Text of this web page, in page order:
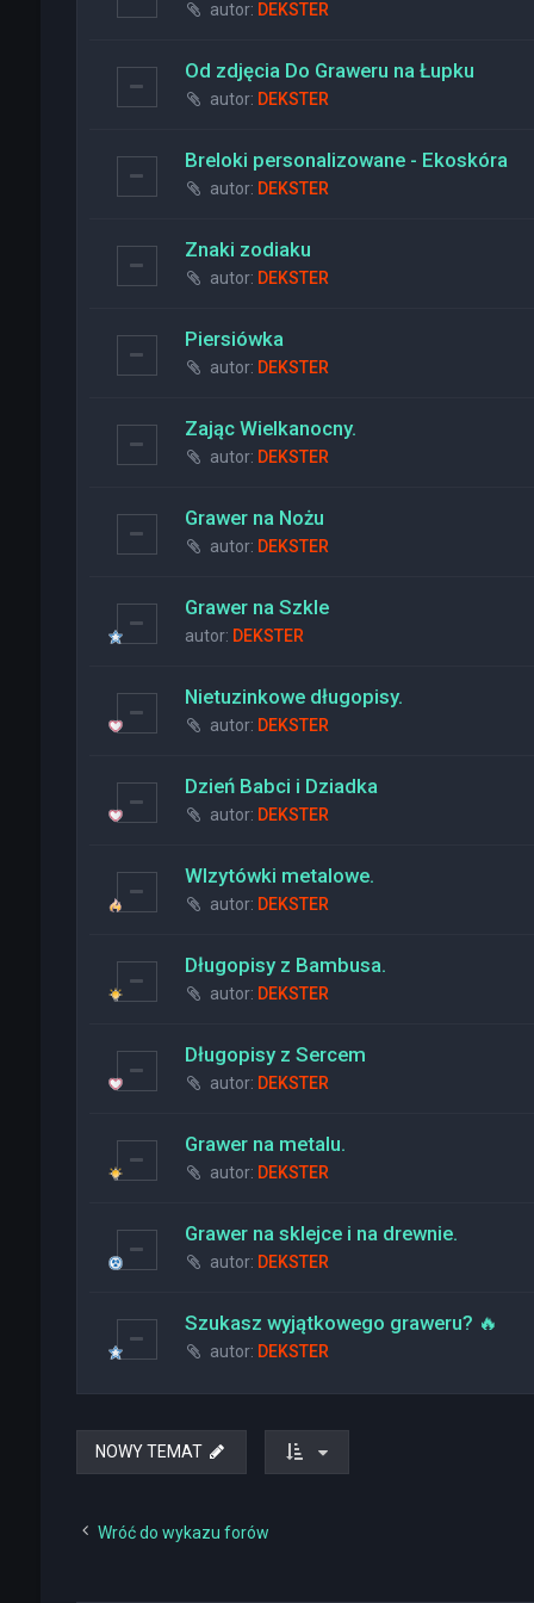
autor: DEKSTER
Od zdjęcia Do Graweru na Łupku
autor: DEKSTER
Breloki personalizowane - Ekoskóra
autor: DEKSTER
Znaki zodiaku
autor: DEKSTER
Piersiówka
autor: DEKSTER
Zając Wielkanocny.
autor: DEKSTER
Grawer na Nożu
autor: DEKSTER
Grawer na Szkle
autor: DEKSTER
Nietuzinkowe długopisy.
autor: DEKSTER
Dzień Babci i Dziadka
autor: DEKSTER
WIzytówki metalowe.
autor: DEKSTER
Długopisy z Bambusa.
autor: DEKSTER
Długopisy z Sercem
autor: DEKSTER
Grawer na metalu.
autor: DEKSTER
Grawer na sklejce i na drewnie.
autor: DEKSTER
Szukasz wyjątkowego graweru? 🔥
autor: DEKSTER
NOWY TEMAT
Wróć do wykazu forów